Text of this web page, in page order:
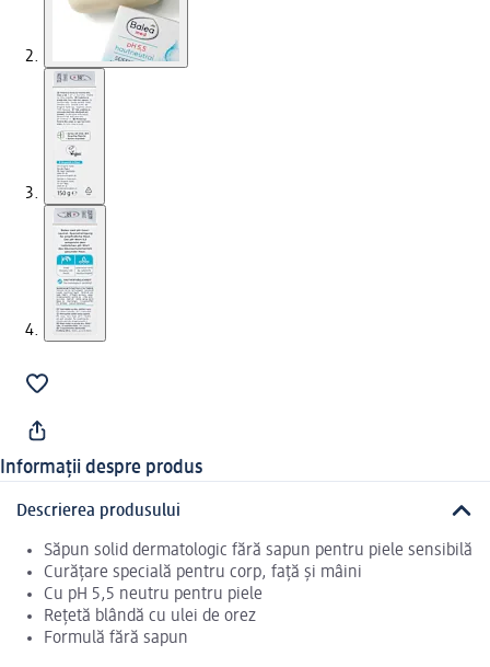
Informații despre produs
Descrierea produsului
Săpun solid dermatologic fără sapun pentru piele sensibilă
Curățare specială pentru corp, față și mâini
Cu pH 5,5 neutru pentru piele
Rețetă blândă cu ulei de orez
Formulă fără sapun